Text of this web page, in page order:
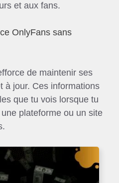
et aux fans.
OnlyFans sans
de maintenir ses
à jour. Ces informations
que tu vois lorsque tu
plateforme ou un site